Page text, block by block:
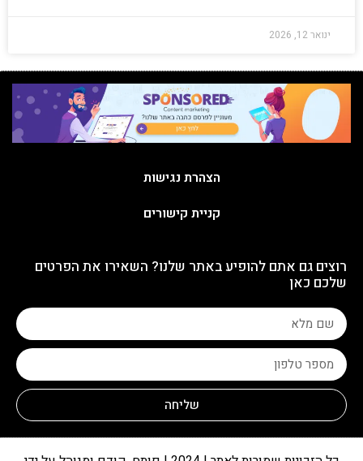
ינואר 12, 2026
הצהרת נגישות
קניית קישורים
רוצים גם אתם להופיע באתר שלנו? השאירו את הפרטים
שלכם כאן
שליחה